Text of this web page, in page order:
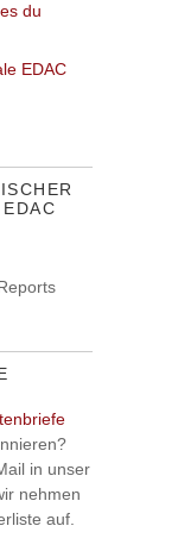
du
EDAC
in unser
nehmen
auf.